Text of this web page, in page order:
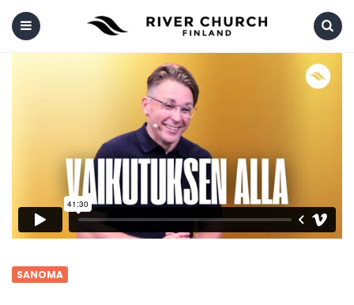
Menu Search
SANOMA